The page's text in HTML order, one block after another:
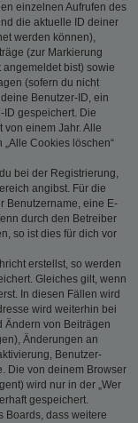
einzelnen Aufrufen des
die aktuelle ID deiner
werden können),
(zur Markierung
bist) sowie
(sofern du nicht
Benutzer-ID, ein
gespeichert. Die
einem Jahr. Alle
Cookies löschen“
bei der Registrierung,
angibst. Für die
Benutzername, eine E-
durch den Betreiber
so ist dies für dich vor
erstellst, so werden
Gleiches gilt, wenn
In diesen Fällen wird
wird weiterhin bei
Ändern von Beiträgen
Änderungen an
Benutzer-
Die von deinem Browser
wird nur in der „Wer
gespeichert.
Boards, dass weitere